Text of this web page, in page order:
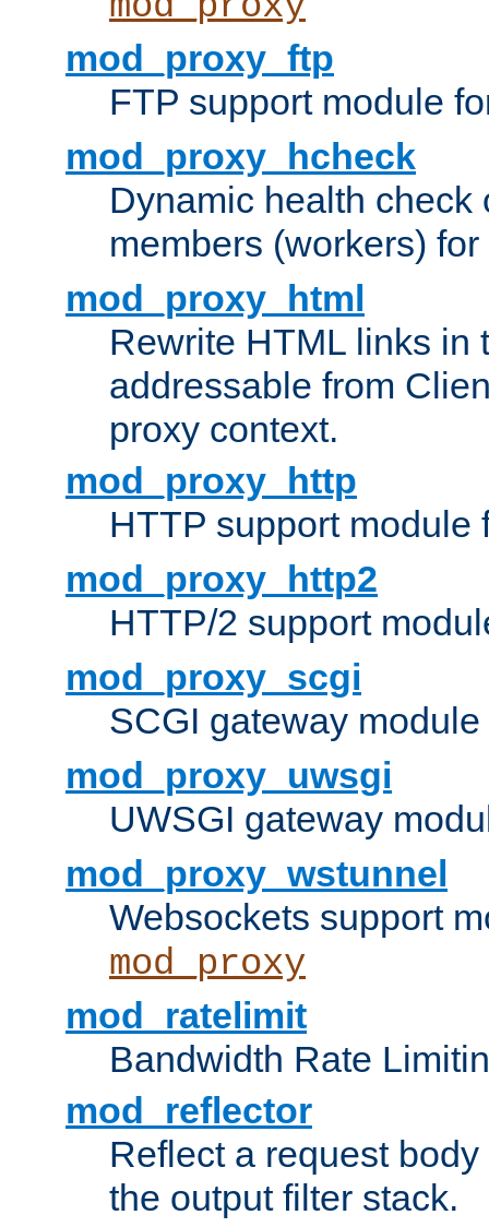
mod_proxy_ftp
FTP support module
mod_proxy_hcheck
Dynamic health check
members (workers) for
mod_proxy_html
Rewrite HTML links in
addressable from
proxy context.
mod_proxy_http
HTTP support module
mod_proxy_http2
HTTP/2 support
mod_proxy_scgi
SCGI gateway
mod_proxy_uwsgi
UWSGI gateway
mod_proxy_wstunnel
Websockets support
mod_proxy
mod_ratelimit
Bandwidth Rate
mod_reflector
Reflect a request
the output filter stack.